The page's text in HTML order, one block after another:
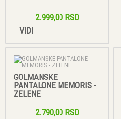
2.999,00 RSD
VIDI
GOLMANSKE
PANTALONE MEMORIS -
ZELENE
2.790,00 RSD